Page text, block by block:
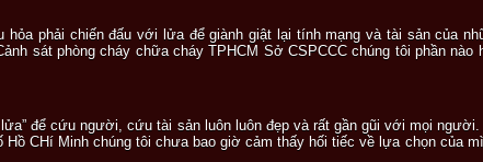
phải chiến đấu với lửa để giành giật lại tính mạng và tài sản của
sát phòng cháy chữa cháy TPHCM Sở CSPCCC chúng tôi phần nào
lửa” để cứu người, cứu tài sản luôn luôn đẹp và rất gần gũi với mọi
CHí Minh chúng tôi chưa bao giờ cảm thấy hối tiếc về lựa chọn của